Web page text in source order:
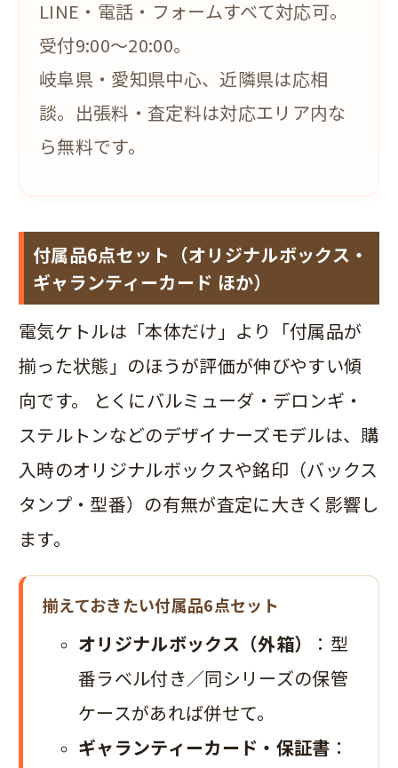
LINE・電話・フォームすべて対応可。
受付9:00〜20:00。
岐阜県・愛知県中心、近隣県は応相
談。出張料・査定料は対応エリア内な
ら無料です。
付属品6点セット（オリジナルボックス・
ギャランティーカード ほか）
電気ケトルは「本体だけ」より「付属品が
揃った状態」のほうが評価が伸びやすい傾
向です。 とくにバルミューダ・デロンギ・
ステルトンなどのデザイナーズモデルは、購
入時のオリジナルボックスや銘印（バックス
タンプ・型番）の有無が査定に大きく影響し
ます。
揃えておきたい付属品6点セット
オリジナルボックス（外箱）
：型
番ラベル付き／同シリーズの保管
ケースがあれば併せて。
ギャランティーカード・保証書 ：